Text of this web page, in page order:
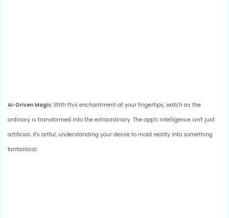
AI-Driven Magic: With this enchantment at your fingertips, watch as the
ordinary is transformed into the extraordinary. The app's intelligence isn't just
artificial; it's artful, understanding your desire to mold reality into something
fantastical.